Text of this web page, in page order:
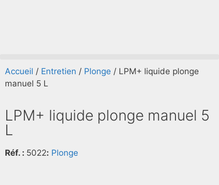
Accueil / Entretien / Plonge / LPM+ liquide plonge
manuel 5 L
LPM+ liquide plonge manuel 5
L
Réf. : 5022: Plonge